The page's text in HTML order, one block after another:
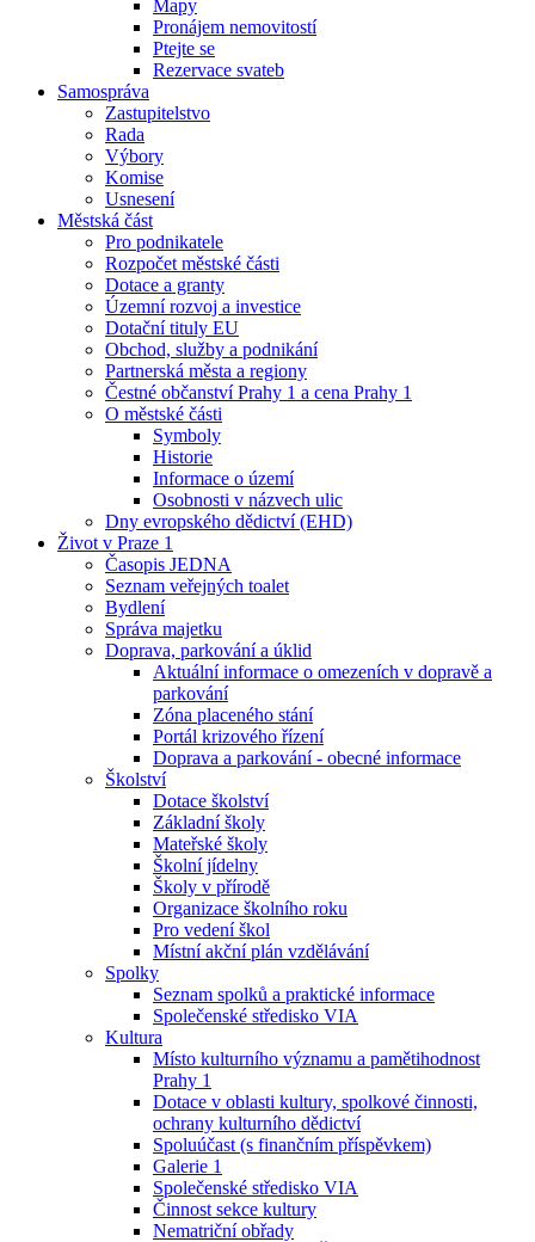
Mapy
Pronájem nemovitostí
Ptejte se
Rezervace svateb
Samospráva
Zastupitelstvo
Rada
Výbory
Komise
Usnesení
Městská část
Pro podnikatele
Rozpočet městské části
Dotace a granty
Územní rozvoj a investice
Dotační tituly EU
Obchod, služby a podnikání
Partnerská města a regiony
Čestné občanství Prahy 1 a cena Prahy 1
O městské části
Symboly
Historie
Informace o území
Osobnosti v názvech ulic
Dny evropského dědictví (EHD)
Život v Praze 1
Časopis JEDNA
Seznam veřejných toalet
Bydlení
Správa majetku
Doprava, parkování a úklid
Aktuální informace o omezeních v dopravě a
parkování
Zóna placeného stání
Portál krizového řízení
Doprava a parkování - obecné informace
Školství
Dotace školství
Základní školy
Mateřské školy
Školní jídelny
Školy v přírodě
Organizace školního roku
Pro vedení škol
Místní akční plán vzdělávání
Spolky
Seznam spolků a praktické informace
Společenské středisko VIA
Kultura
Místo kulturního významu a pamětihodnost
Prahy 1
Dotace v oblasti kultury, spolkové činnosti,
ochrany kulturního dědictví
Spoluúčast (s finančním příspěvkem)
Galerie 1
Společenské středisko VIA
Činnost sekce kultury
Nematriční obřady